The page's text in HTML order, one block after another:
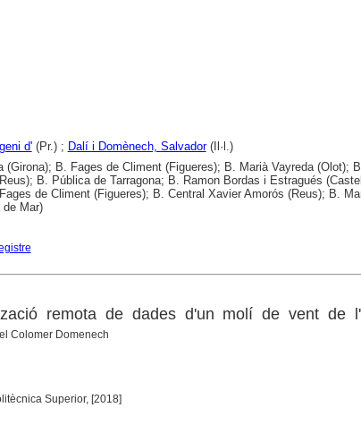
d'(Pr.) ; Dalí i Domènech, Salvador(Il·l.)
(Girona); B. Fages de Climent (Figueres); B. Marià Vayreda (Olot);
B. Pública de Tarragona; B. Ramon Bordas i Estragués
de Climent (Figueres); B. Central Xavier Amorós (Reus); B.
de Mar)
remota de dades d'un molí de vent de
Colomer Domenech
Superior, [2018]